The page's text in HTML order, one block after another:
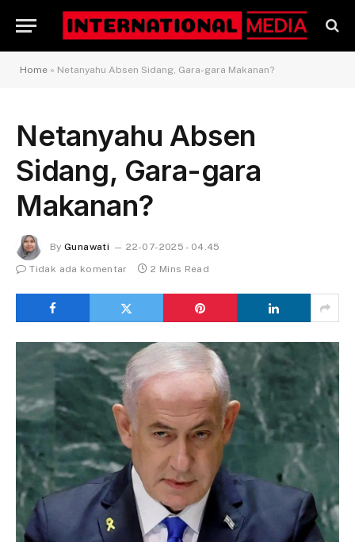
Home » Netanyahu Absen Sidang, Gara-gara Makanan?
Netanyahu Absen
Sidang, Gara-gara
Makanan?
By Gunawati
22-07-2025 - 04.45
Tidak ada komentar
2 Mins Read